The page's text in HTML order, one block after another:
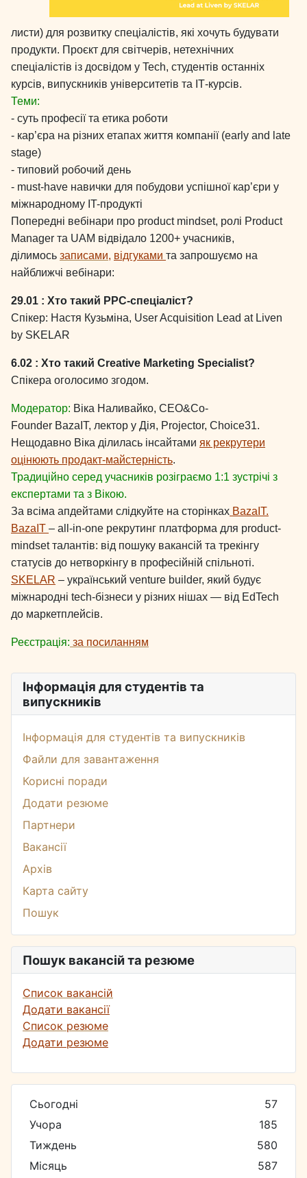
Інформація для студентів та
випускників
Інформація для студентів та випускників
Файли для завантаження
Корисні поради
Додати резюме
Партнери
Вакансії
Архів
Карта сайту
Пошук
Пошук вакансій та резюме
Список вакансій
Додати вакансії
Список резюме
Додати резюме
Сьогодні
57
Учора
185
Тиждень
580
Місяць
587
листи) для розвитку спеціалістів, які хочуть будувати
продукти. Проєкт для світчерів, нетехнічних
спеціалістів із досвідом у Tech, студентів останніх
курсів, випускників університетів та ІТ-курсів.
Теми:
- суть професії та етика роботи
- кар’єра на різних етапах життя компанії (early and late
stage)
- типовий робочий день
- must-have навички для побудови успішної карʼєри у
міжнародному IT-продукті
Попередні вебінари про product mindset, ролі Product
Manager та UAM відвідало 1200+ учасників,
ділимось записами, відгуками та запрошуємо на
найближчі вебінари:
29.01 : Хто такий РРС-спеціаліст?
Спікер: Настя Кузьміна, User Acquisition Lead at Liven
by SKELAR
6.02 : Хто такий Creative Marketing Specialist?
Спікера оголосимо згодом.
Модератор: Віка Наливайко, СЕО&Co-
Founder BazaIT, лектор у Дія, Projector, Choice31.
Нещодавно Віка ділилась інсайтами як рекрутери
оцінюють продакт-майстерність.
Традиційно серед учасників розіграємо 1:1 зустрічі з
експертами та з Вікою.
За всіма апдейтами слідкуйте на сторінках BazaIT.
BazaIT – all-in-one рекрутинг платформа для product-
mindset талантів: від пошуку вакансій та трекінгу
статусів до нетворкінгу в професійній спільноті.
SKELAR – український venture builder, який будує
міжнародні tech-бізнеси у різних нішах — від EdTech
до маркетплейсів.
Реєстрація: за посиланням